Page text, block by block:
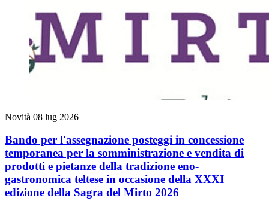
Novità 08 lug 2026
Bando per l'assegnazione posteggi in concessione
temporanea per la somministrazione e vendita di
prodotti e pietanze della tradizione eno-
gastronomica teltese in occasione della XXXI
edizione della Sagra del Mirto 2026